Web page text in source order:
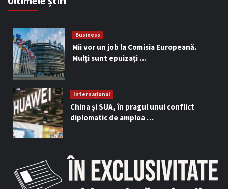
Business
Mii vor un job la Comisia Europeană.
Mulți sunt epuizați …
Internațional
China și SUA, în pragul unui conflict
diplomatic de amploa …